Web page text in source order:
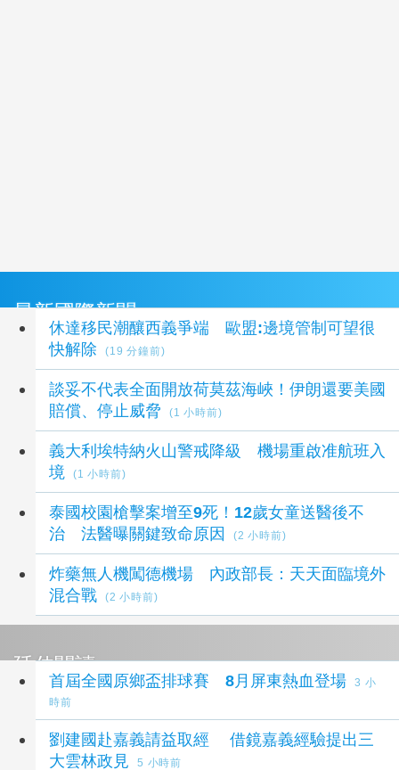
最新國際新聞
休達移民潮釀西義爭端 歐盟:邊境管制可望很
快解除
(19 分鐘前)
談妥不代表全面開放荷莫茲海峽！伊朗還要美國
賠償、停止威脅
(1 小時前)
義大利埃特納火山警戒降級 機場重啟准航班入
境
(1 小時前)
泰國校園槍擊案增至9死！12歲女童送醫後不
治 法醫曝關鍵致命原因
(2 小時前)
炸藥無人機闖德機場 內政部長：天天面臨境外
混合戰
(2 小時前)
延伸閱讀
首屆全國原鄉盃排球賽 8月屏東熱血登場
3 小
時前
劉建國赴嘉義請益取經 借鏡嘉義經驗提出三
大雲林政見
5 小時前